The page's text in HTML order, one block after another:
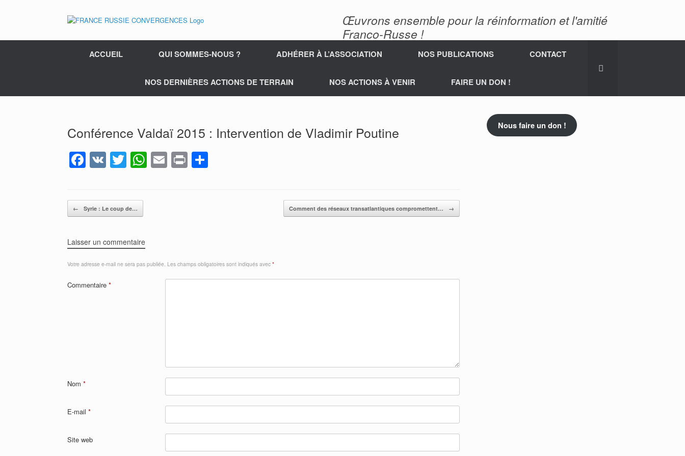
Œuvrons ensemble pour la réinformation et l'amitié
Franco-Russe !
ACCUEIL QUI SOMMES-NOUS ? ADHÉRER À L’ASSOCIATION NOS PUBLICATIONS CONTACT
NOS DERNIÈRES ACTIONS DE TERRAIN NOS ACTIONS À VENIR FAIRE UN DON !
Conférence Valdaï 2015 : Intervention de Vladimir Poutine
F
a
e
b
o
o
k
V
K
T
wi
er
W
h
p
E
m
Pr
in
Post navigation
← Syrie : Le coup de… Comment des réseaux transatlantiques compromettent… →
Laisser un commentaire
Votre adresse e-mail ne sera pas publiée. Les champs obligatoires sont indiqués avec *
Commentaire *
Nom *
E-mail *
Site web
Nous faire un don !